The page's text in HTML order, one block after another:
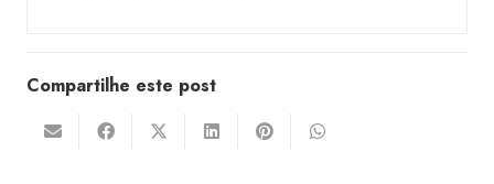
Compartilhe este post